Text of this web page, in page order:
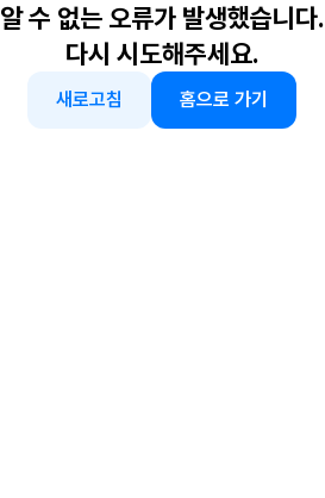
알 수 없는 오류가 발생했습니다.
다시 시도해주세요.
새로고침 홈으로 가기